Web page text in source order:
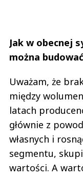
Jak w obecnej
można
Uważam, że
między
latach
głównie z
własnych i
segmentu,
wartości. A